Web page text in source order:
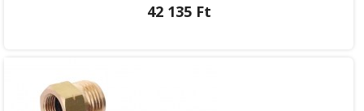
42 135 Ft